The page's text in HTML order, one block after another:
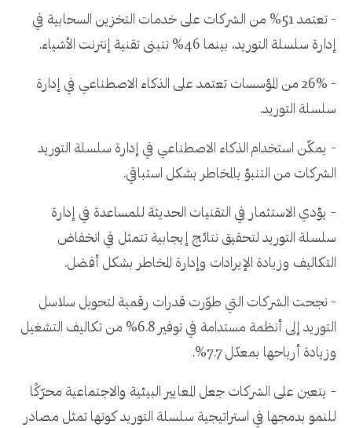
- تعتمد 51% من الشركات على خدمات التخزين السحابية في
إدارة سلسلة التوريد، بينما 46% تتبنى تقنية إنترنت الأشياء.
- 26% من المؤسسات تعتمد على الذكاء الاصطناعي في إدارة
سلسلة التوريد.
- يمكّن استخدام الذكاء الاصطناعي في إدارة سلسلة التوريد
الشركات من التنبؤ بالمخاطر بشكل استباقي.
- يؤدي الاستثمار في التقنيات الحديثة للمساعدة في إدارة
سلسلة التوريد لتحقيق نتائج إيجابية تتمثل في انخفاض
التكاليف وزيادة الإيرادات وإدارة المخاطر بشكل أفضل.
- نجحت الشركات التي طوّرت قدرات رقمية لتحويل سلاسل
التوريد إلى أنظمة مستدامة في توفير 6.8% من تكاليف التشغيل
وزيادة أرباحها بمعدّل 7.7%.
- يتعين على الشركات جعل المعايير البيئية والاجتماعية محرّكًا
للنمو بدمجها في استراتيجية سلسلة التوريد كونها تمثل مصادر